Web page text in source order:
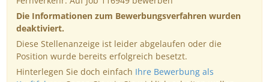
Die Informationen zum Bewerbungsverfahren wurden
deaktiviert.
Diese Stellenanzeige ist leider abgelaufen oder die
Position wurde bereits erfolgreich besetzt.
Hinterlegen Sie doch einfach Ihre Bewerbung als